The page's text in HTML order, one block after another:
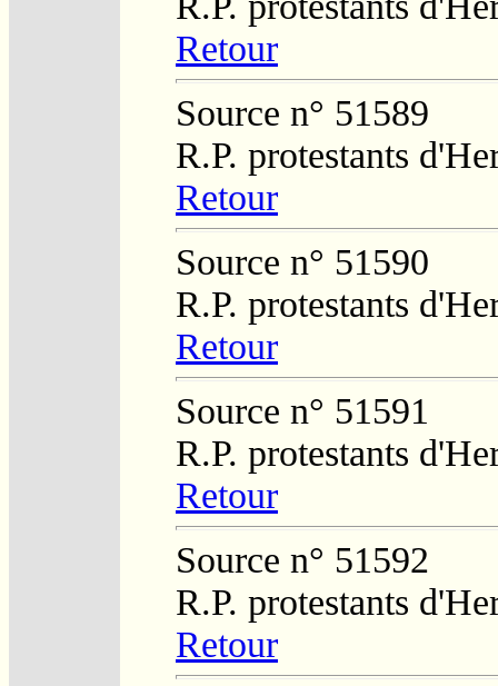
Retour
Source n° 51589
R.P. protestants
Retour
Source n° 51590
R.P. protestants
Retour
Source n° 51591
R.P. protestants
Retour
Source n° 51592
R.P. protestants
Retour